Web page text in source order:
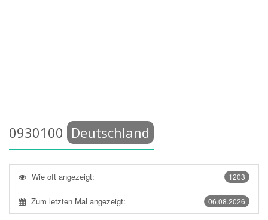
0930100 Deutschland
1203
Wie oft angezeigt:
06.08.2026
Zum letzten Mal angezeigt: